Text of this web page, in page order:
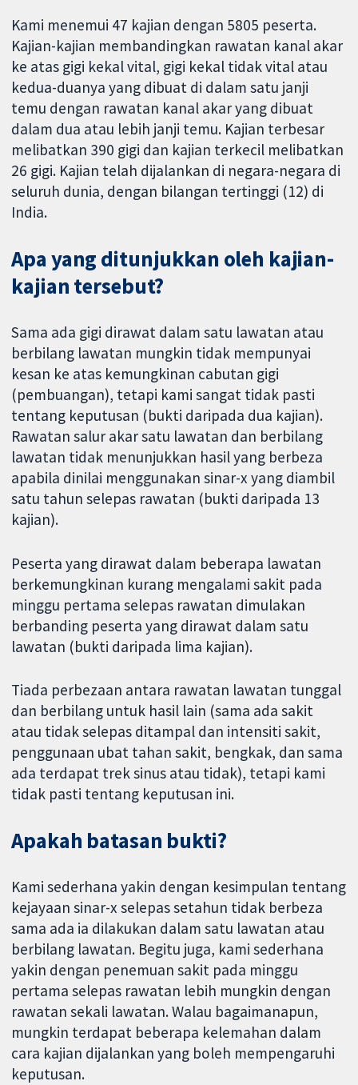
Kami menemui 47 kajian dengan 5805 peserta.
Kajian-kajian membandingkan rawatan kanal akar
ke atas gigi kekal vital, gigi kekal tidak vital atau
kedua-duanya yang dibuat di dalam satu janji
temu dengan rawatan kanal akar yang dibuat
dalam dua atau lebih janji temu. Kajian terbesar
melibatkan 390 gigi dan kajian terkecil melibatkan
26 gigi. Kajian telah dijalankan di negara-negara di
seluruh dunia, dengan bilangan tertinggi (12) di
India.
Apa yang ditunjukkan oleh kajian-
kajian tersebut?
Sama ada gigi dirawat dalam satu lawatan atau
berbilang lawatan mungkin tidak mempunyai
kesan ke atas kemungkinan cabutan gigi
(pembuangan), tetapi kami sangat tidak pasti
tentang keputusan (bukti daripada dua kajian).
Rawatan salur akar satu lawatan dan berbilang
lawatan tidak menunjukkan hasil yang berbeza
apabila dinilai menggunakan sinar-x yang diambil
satu tahun selepas rawatan (bukti daripada 13
kajian).
Peserta yang dirawat dalam beberapa lawatan
berkemungkinan kurang mengalami sakit pada
minggu pertama selepas rawatan dimulakan
berbanding peserta yang dirawat dalam satu
lawatan (bukti daripada lima kajian).
Tiada perbezaan antara rawatan lawatan tunggal
dan berbilang untuk hasil lain (sama ada sakit
atau tidak selepas ditampal dan intensiti sakit,
penggunaan ubat tahan sakit, bengkak, dan sama
ada terdapat trek sinus atau tidak), tetapi kami
tidak pasti tentang keputusan ini.
Apakah batasan bukti?
Kami sederhana yakin dengan kesimpulan tentang
kejayaan sinar-x selepas setahun tidak berbeza
sama ada ia dilakukan dalam satu lawatan atau
berbilang lawatan. Begitu juga, kami sederhana
yakin dengan penemuan sakit pada minggu
pertama selepas rawatan lebih mungkin dengan
rawatan sekali lawatan. Walau bagaimanapun,
mungkin terdapat beberapa kelemahan dalam
cara kajian dijalankan yang boleh mempengaruhi
keputusan.